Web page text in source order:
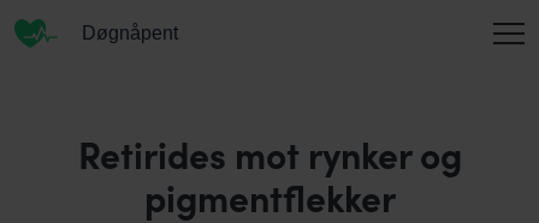
Døgnåpent
Retirides mot rynker og
pigmentflekker